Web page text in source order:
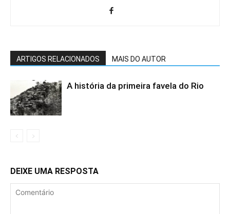
ARTIGOS RELACIONADOS MAIS DO AUTOR
A história da primeira favela do Rio
DEIXE UMA RESPOSTA